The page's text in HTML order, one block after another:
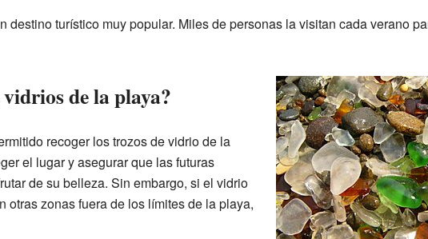
destino turístico muy popular. Miles de personas la visitan cada verano
vidrios de la playa?
recoger los trozos de vidrio de la
el lugar y asegurar que las futuras
de su belleza. Sin embargo, si el vidrio
otras zonas fuera de los límites de la playa,